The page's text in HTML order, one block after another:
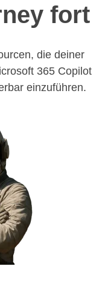
fort
die deiner
365 Copilot
einzuführen.